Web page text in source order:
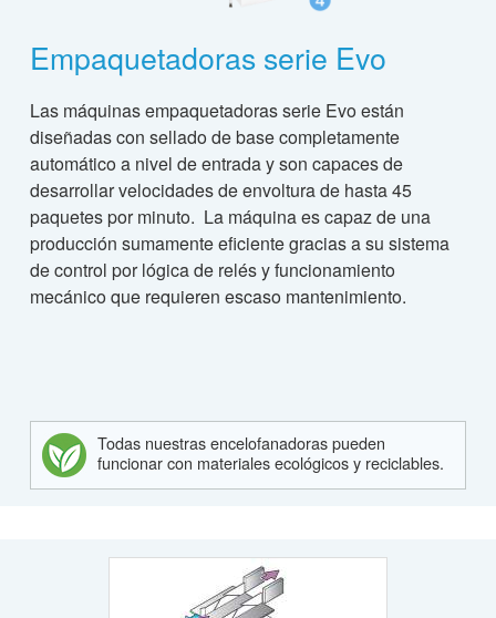
Empaquetadoras serie Evo
Las máquinas empaquetadoras serie Evo están
diseñadas con sellado de base completamente
automático a nivel de entrada y son capaces de
desarrollar velocidades de envoltura de hasta 45
paquetes por minuto. La máquina es capaz de una
producción sumamente eficiente gracias a su sistema
de control por lógica de relés y funcionamiento
mecánico que requieren escaso mantenimiento.
Todas nuestras encelofanadoras pueden
funcionar con materiales ecológicos y reciclables.